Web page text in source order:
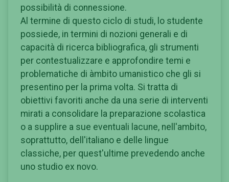
possibilità di connessione.
Al termine di questo ciclo di studi, lo studente
possiede, in termini di nozioni generali e di
capacità di ricerca bibliografica, gli strumenti
per contestualizzare e approfondire temi e
problematiche di àmbito umanistico che gli si
presentino per la prima volta. Si tratta di
obiettivi favoriti anche da una serie di interventi
mirati a consolidare la preparazione scolastica
o a supplire a sue eventuali lacune, nell'ambito,
soprattutto, dell'italiano e delle lingue
classiche, per quest'ultime prevedendo anche
uno studio ex novo.